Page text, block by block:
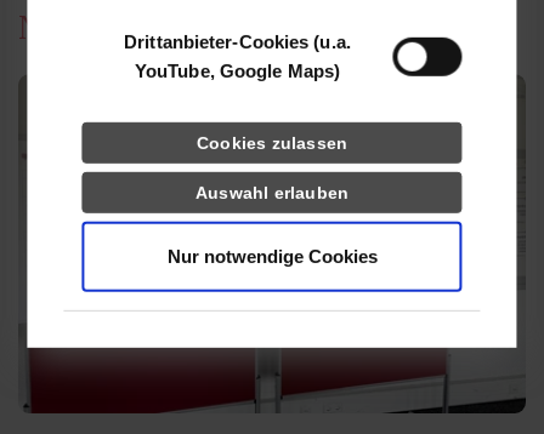
Drittanbieter-Cookies (u.a.
YouTube, Google Maps)
Cookies zulassen
Auswahl erlauben
Nur notwendige Cookies
News